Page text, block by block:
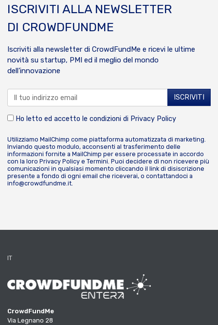
ISCRIVITI ALLA NEWSLETTER
DI CROWDFUNDME
Iscriviti alla newsletter di CrowdFundMe e ricevi le ultime
novità su startup, PMI ed il meglio del mondo
dell’innovazione
Ho letto ed accetto le condizioni di Privacy Policy
Utilizziamo MailChimp come piattaforma automatizzata di marketing.
Inviando questo modulo, acconsenti al trasferimento delle
informazioni fornite a MailChimp per essere processate in accordo
con la loro Privacy Policy e Termini . Puoi decidere di non ricevere più
comunicazioni in qualsiasi momento cliccando il link di disiscrizione
presente a fondo di ogni email che riceverai, o contattandoci a
info@crowdfundme.it
IT
CrowdFundMe
Via Legnano 28